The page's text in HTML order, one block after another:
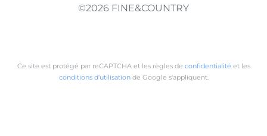
©2026 FINE&COUNTRY
Ce site est protégé par reCAPTCHA et les règles de confidentialité et les
conditions d'utilisationde Google s'appliquent.